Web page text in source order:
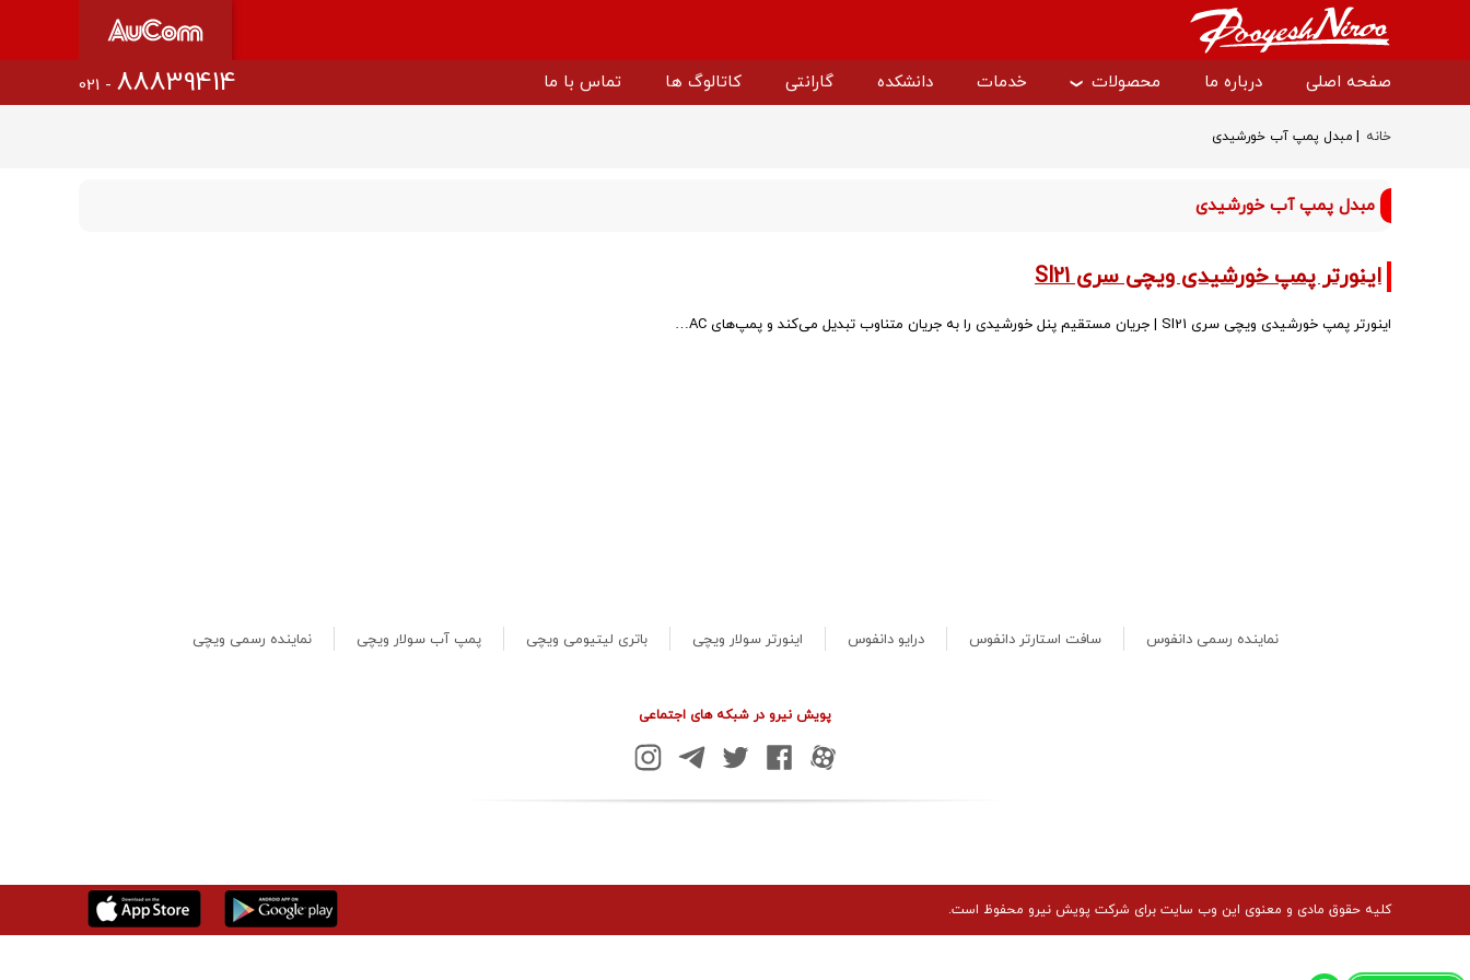
صفحه اصلی درباره ما محصولات
درایو وکن
اینورتر پمپ خورشیدی ویچی
خدمات دانشکده گارانتی کاتالوگ ها تماس با ما 021 - 88839414
خانه | مبدل پمپ آب خورشیدی
مبدل پمپ آب خورشیدی
اینورتر پمپ خورشیدی ویچی سری SI21
اینورتر پمپ خورشیدی ویچی سری SI21 | جریان مستقیم پنل خورشیدی را به جریان متناوب تبدیل می‌کند و پمپ‌های AC…
نماینده رسمی دانفوس سافت استارتر دانفوس درایو دانفوس اینورتر سولار ویچی باتری لیتیومی ویچی پمپ آب سولار ویچی نماینده رسمی ویچی
پویش نیرو در شبکه های اجتماعی
کلیه حقوق مادی و معنوی این وب سایت برای شرکت پویش نیرو محفوظ است.